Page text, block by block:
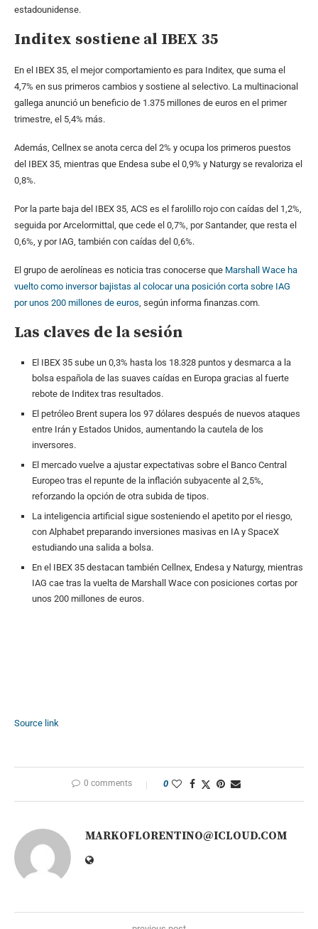
estadounidense.
Inditex sostiene al IBEX 35
En el IBEX 35, el mejor comportamiento es para Inditex, que suma el
4,7% en sus primeros cambios y sostiene al selectivo. La multinacional
gallega anunció un beneficio de 1.375 millones de euros en el primer
trimestre, el 5,4% más.
Además, Cellnex se anota cerca del 2% y ocupa los primeros puestos
del IBEX 35, mientras que Endesa sube el 0,9% y Naturgy se revaloriza el
0,8%.
Por la parte baja del IBEX 35, ACS es el farolillo rojo con caídas del 1,2%,
seguida por Arcelormittal, que cede el 0,7%, por Santander, que resta el
0,6%, y por IAG, también con caídas del 0,6%.
El grupo de aerolíneas es noticia tras conocerse que Marshall Wace ha
vuelto como inversor bajistas al colocar una posición corta sobre IAG
por unos 200 millones de euros , según informa finanzas.com.
Las claves de la sesión
El IBEX 35 sube un 0,3% hasta los 18.328 puntos y desmarca a la
bolsa española de las suaves caídas en Europa gracias al fuerte
rebote de Inditex tras resultados.
El petróleo Brent supera los 97 dólares después de nuevos ataques
entre Irán y Estados Unidos, aumentando la cautela de los
inversores.
El mercado vuelve a ajustar expectativas sobre el Banco Central
Europeo tras el repunte de la inflación subyacente al 2,5%,
reforzando la opción de otra subida de tipos.
La inteligencia artificial sigue sosteniendo el apetito por el riesgo,
con Alphabet preparando inversiones masivas en IA y SpaceX
estudiando una salida a bolsa.
En el IBEX 35 destacan también Cellnex, Endesa y Naturgy, mientras
IAG cae tras la vuelta de Marshall Wace con posiciones cortas por
unos 200 millones de euros.
Source link
0 comments 0
MARKOFLORENTINO@ICLOUD.COM